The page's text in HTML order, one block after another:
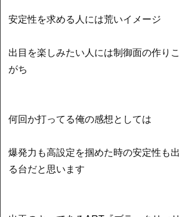
安定性を求める人には荒いイメージ
出目を楽しみたい人には制御面の作り
がち
何回か打ってる俺の感想としては
爆発力も高設定を掴めた時の安定性も
る台だと思います